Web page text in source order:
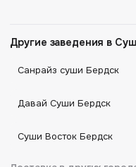
Другие заведения в
Санрайз суши Бердск
Давай Суши Бердск
Суши Восток Бердск